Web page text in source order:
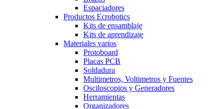
Espaciadores
Productos Ecrobotics
Kits de ensamblaje
Kits de aprendizaje
Materiales varios
Protoboard
Placas PCB
Soldadura
Multimetros, Voltimetros y Fuentes
Osciloscopios y Generadores
Herramientas
Organizadores